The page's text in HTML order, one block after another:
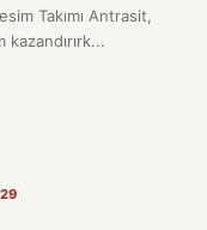
Takımı Antrasit,